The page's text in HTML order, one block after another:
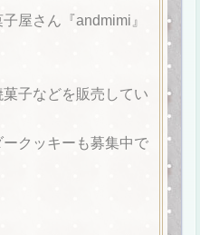
屋さん『andmimi』
子などを販売してい
クッキーも募集中で